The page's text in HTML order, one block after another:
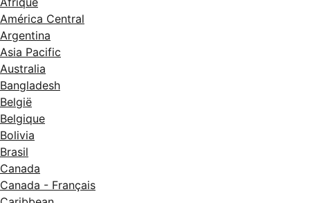
América Central
Argentina
Asia Pacific
Australia
Bangladesh
België
Belgique
Bolivia
Brasil
Canada
Canada - Français